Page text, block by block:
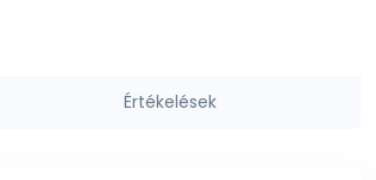
Értékelések